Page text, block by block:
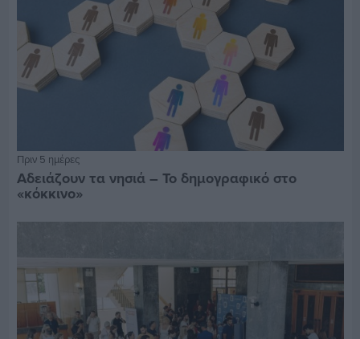
Πριν 5 ημέρες
Αδειάζουν τα νησιά – Το δημογραφικό στο
«κόκκινο»